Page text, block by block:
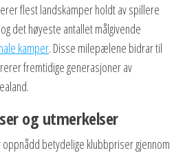
flest landskamper holdt av spillere
det høyeste antallet målgivende
kamper. Disse milepælene bidrar til
fremtidige generasjoner av
og utmerkelser
betydelige klubbpriser gjennom